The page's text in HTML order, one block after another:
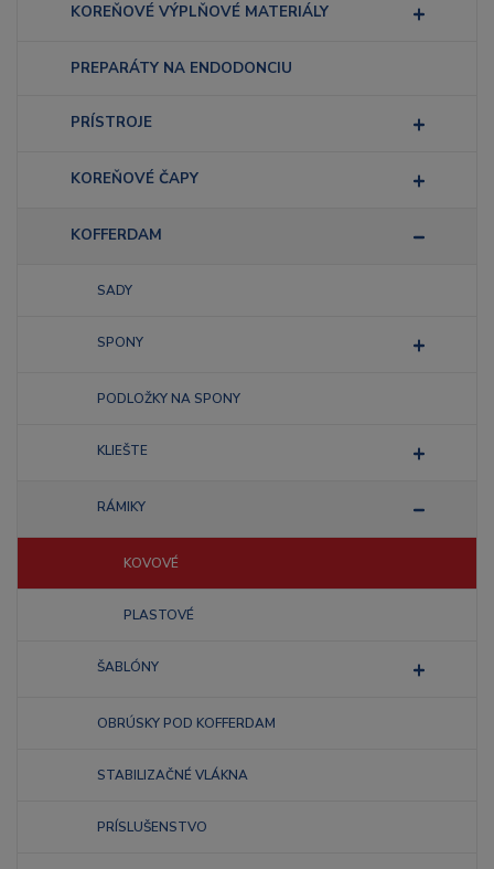
KOREŇOVÉ VÝPLŇOVÉ MATERIÁLY
PREPARÁTY NA ENDODONCIU
PRÍSTROJE
KOREŇOVÉ ČAPY
KOFFERDAM
SADY
SPONY
PODLOŽKY NA SPONY
KLIEŠTE
RÁMIKY
KOVOVÉ
PLASTOVÉ
ŠABLÓNY
OBRÚSKY POD KOFFERDAM
STABILIZAČNÉ VLÁKNA
PRÍSLUŠENSTVO